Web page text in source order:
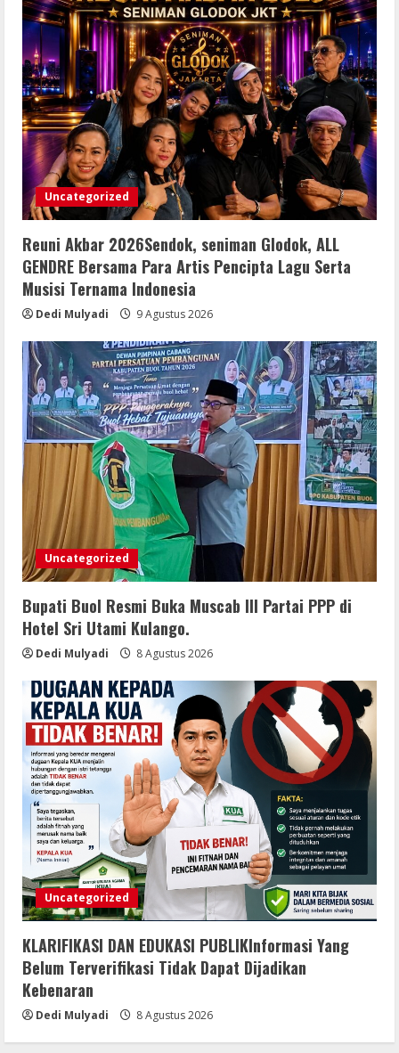
5 8 Agustus 2026
Uncategorized
Reuni Akbar 2026Sendok, seniman Glodok, ALL
GENDRE Bersama Para Artis Pencipta Lagu Serta
Musisi Ternama Indonesia
Dedi Mulyadi 9 Agustus 2026
Uncategorized
Bupati Buol Resmi Buka Muscab III Partai PPP di
Hotel Sri Utami Kulango.
Dedi Mulyadi 8 Agustus 2026
Uncategorized
KLARIFIKASI DAN EDUKASI PUBLIKInformasi Yang
Belum Terverifikasi Tidak Dapat Dijadikan
Kebenaran
Dedi Mulyadi 8 Agustus 2026